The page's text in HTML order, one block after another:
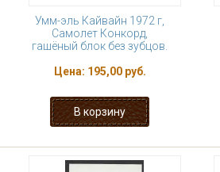
Умм-эль Кайвайн 1972 г,
Самолет Конкорд,
гашёный блок без зубцов.
Цена: 195,00 руб.